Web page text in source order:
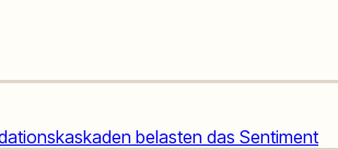
belasten das Sentiment